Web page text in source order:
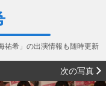
祐希」の出演情報も随時更新
次の写真